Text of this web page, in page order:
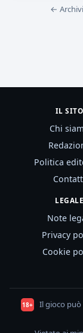
←
IL SITO
Chi
Politica
LEGALE
Note
Privacy
Cookie
18+
Il gioco può